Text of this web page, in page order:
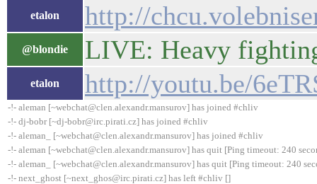
etalon http://
@blondie LIVE: Heavy
etalon http://youtu.be/
-!- aleman [~webchat@clen.alexandr.mansurov] has joined #chliv
-!- dj-bobr [~dj-bobr@irc.pirati.cz] has joined #chliv
-!- aleman_ [~webchat@clen.alexandr.mansurov] has joined #chliv
-!- aleman [~webchat@clen.alexandr.mansurov] has quit [Ping timeout: 240
-!- aleman_ [~webchat@clen.alexandr.mansurov] has quit [Ping timeout: 240
-!- next_ghost [~next_ghos@irc.pirati.cz] has left #chliv []